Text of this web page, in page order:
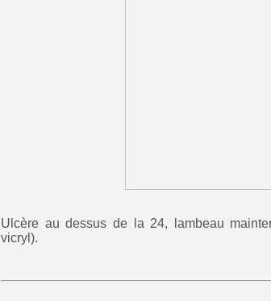
Ulcère au dessus de la 24, lambeau
vicryl).